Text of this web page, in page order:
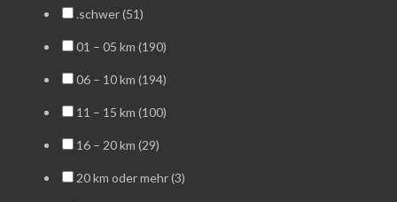
.schwer (51)
01 – 05 km (190)
06 – 10 km (194)
11 – 15 km (100)
16 – 20 km (29)
20 km oder mehr (3)